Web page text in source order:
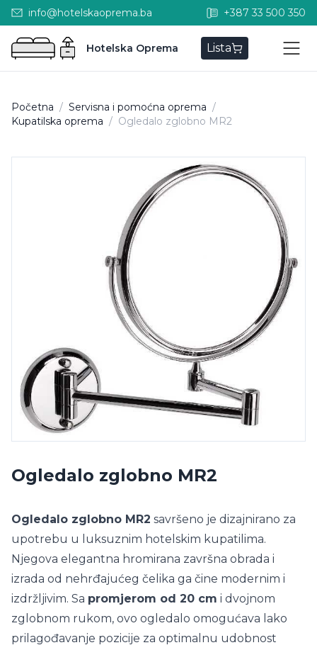
info@hotelskaoprema.ba +387 33 500 350
Hotelska Oprema Lista
Početna / Servisna i pomoćna oprema /
Kupatilska oprema / Ogledalo zglobno MR2
Ogledalo zglobno MR2
Ogledalo zglobno MR2 savršeno je dizajnirano za
upotrebu u luksuznim hotelskim kupatilima.
Njegova elegantna hromirana završna obrada i
izrada od nehrđajućeg čelika ga čine modernim i
izdržljivim. Sa promjerom od 20 cm i dvojnom
zglobnom rukom, ovo ogledalo omogućava lako
prilagođavanje pozicije za optimalnu udobnost